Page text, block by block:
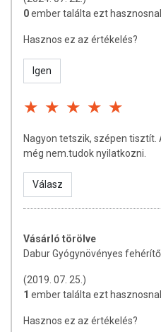
orvosi kezelést! Betegség
a készítményt, ha az
allergiás! Kisgyermektől elzárva
0ember találta ezt
Hasznos ez az értékelés?
Igen
Nagyon tetszik, szépen tisztít.
még nem.tudok nyilatkozni.
Válasz
Vásárló törölve
Dabur Gyógynövényes
(2019. 07. 25.)
1 ember találta ezt
Hasznos ez az értékelés?